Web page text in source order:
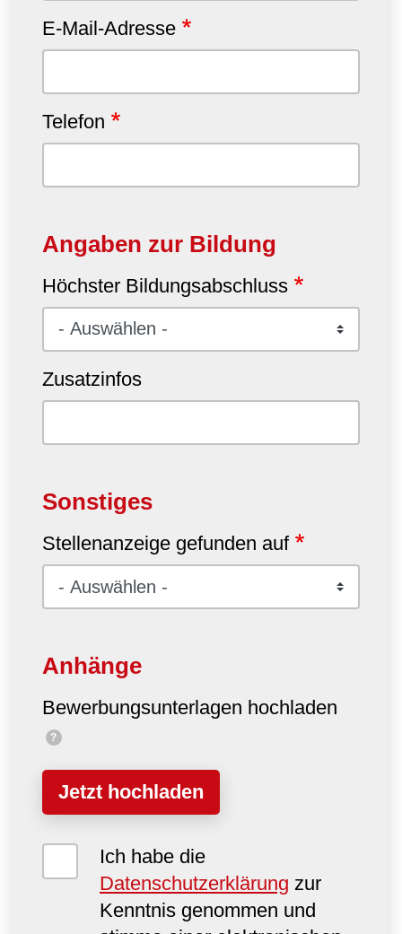
E-Mail-Adresse
Telefon
Angaben zur Bildung
Höchster Bildungsabschluss
Zusatzinfos
Sonstiges
Stellenanzeige gefunden auf
Anhänge
Bewerbungsunterlagen hochladen
?
Jetzt hochladen
Ich habe die
Datenschutzerklärung zur
Kenntnis genommen und